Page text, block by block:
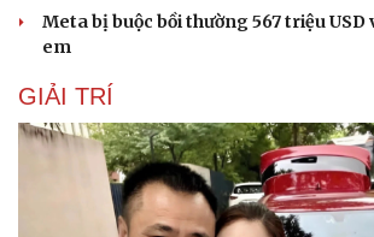
Meta bị buộc bồi thường 567 triệu USD
em
GIẢI TRÍ